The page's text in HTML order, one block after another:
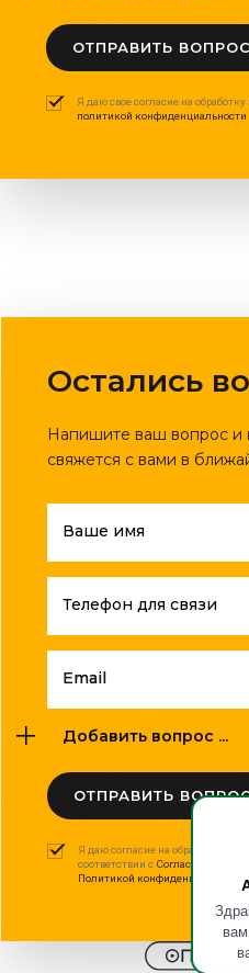
ОТПРАВИТЬ ВОПРОС
Я даю свое согласие на
политикой конфиденциальности
Остались
Напишите ваш вопрос и
свяжется с вами в
Ваше имя
Телефон для связи
Email
Добавить вопрос ...
ОТПРАВИТЬ
Я даю согласие на обработку
соответствии с Согласием на
Политикой конфиденциальности